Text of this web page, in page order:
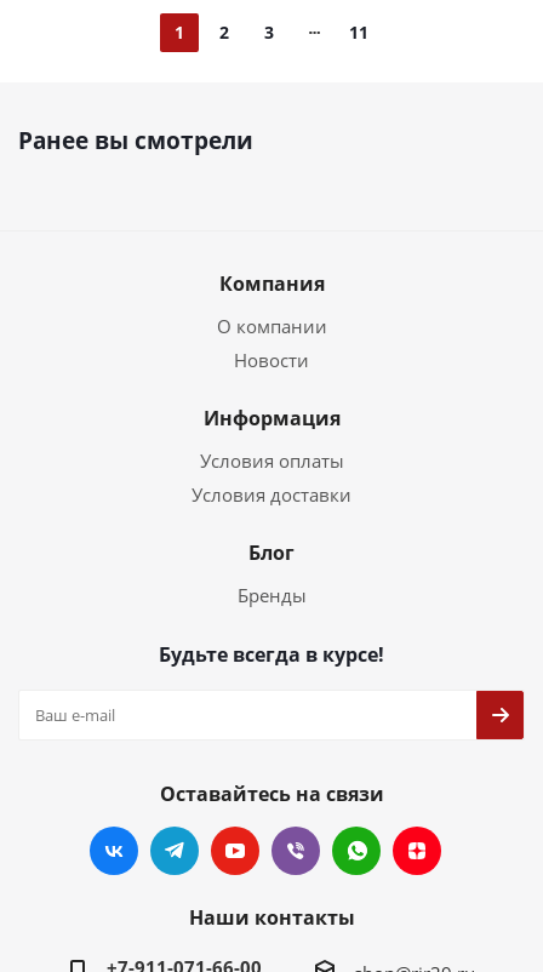
1 2 3 11
Ранее вы смотрели
Компания
О компании
Новости
Информация
Условия оплаты
Условия доставки
Блог
Бренды
Будьте всегда в курсе!
Оставайтесь на связи
Наши контакты
+7-911-071-66-00